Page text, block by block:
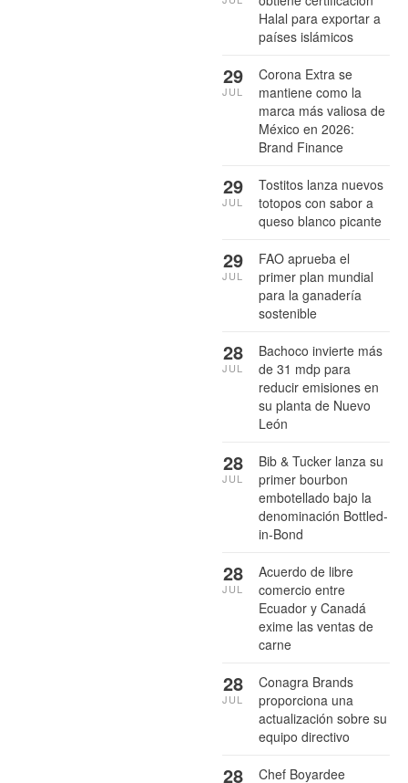
Halal para exportar a
países islámicos
Corona Extra se
mantiene como la
marca más valiosa de
México en 2026:
Brand Finance
29
JUL
Tostitos lanza nuevos
totopos con sabor a
queso blanco picante
29
JUL
FAO aprueba el
primer plan mundial
para la ganadería
sostenible
29
JUL
Bachoco invierte más
de 31 mdp para
reducir emisiones en
su planta de Nuevo
León
28
JUL
Bib & Tucker lanza su
primer bourbon
embotellado bajo la
denominación Bottled-
in-Bond
28
JUL
Acuerdo de libre
comercio entre
Ecuador y Canadá
exime las ventas de
carne
28
JUL
Conagra Brands
proporciona una
actualización sobre su
equipo directivo
28
JUL
Chef Boyardee
28